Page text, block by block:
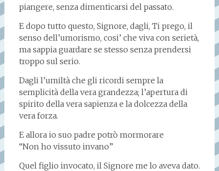
piangere, senza dimenticarsi del passato.
E dopo tutto questo, Signore, dagli, Ti prego, il
senso dell’umorismo, cosi’ che viva con serietà,
ma sappia guardare se stesso senza prendersi
troppo sul serio.
Dagli l’umiltà che gli ricordi sempre la
semplicità della vera grandezza; l’apertura di
spirito della vera sapienza e la dolcezza della
vera forza.
E allora io suo padre potrò mormorare
“Non ho vissuto invano”
Quel figlio invocato, il Signore me lo aveva dato.